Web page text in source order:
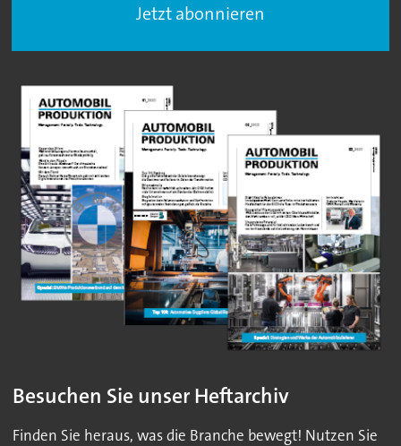
Jetzt abonnieren
Besuchen Sie unser Heftarchiv
Finden Sie heraus, was die Branche bewegt! Nutzen Sie